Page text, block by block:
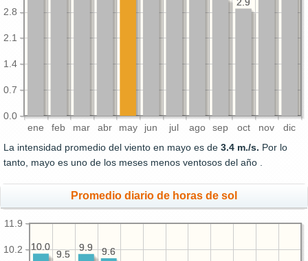
ene feb mar abr may jun jul ago sep oct nov dic
0.0
0.7
1.4
2.1
2.8
2.9
2.9
La intensidad promedio del viento en mayo es de 3.4 m./s. Por lo
tanto, mayo es uno de los meses menos ventosos del año .
Promedio diario de horas de sol
10.2
11.9
9.6
9.9
9.5
10.0
9.6
9.9
9.5
10.0